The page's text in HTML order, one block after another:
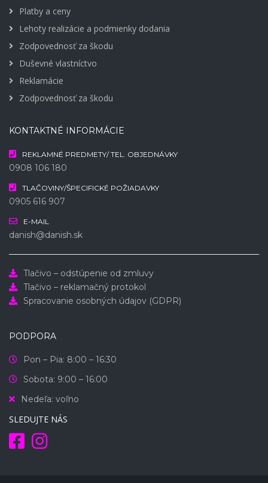
Platby a ceny
Lehoty realizácie a podmienky dodania
Zodpovednosť za škodu
Duševné vlastníctvo
Reklamácie
Zodpovednosť za škodu
KONTAKTNÉ INFORMÁCIE
REKLAMNÉ PREDMETY/ TEL. OBJEDNÁVKY
0908 106 180
TLAČOVINY/ŠPECIFICKÉ POŽIADAVKY
0905 616 907
E-MAIL
danish@danish.sk
Tlačivo – odstúpenie od zmluvy
Tlačivo – reklamačný protokol
Spracovanie osobných údajov (GDPR)
PODPORA
Pon – Pia: 8:00 – 16:30
Sobota: 9:00 – 16:00
Nedeľa: voľno
SLEDUJTE NÁS